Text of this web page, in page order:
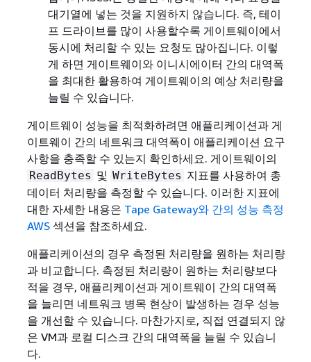
대기열에 넣는 것을 지원하지 않습니다. 즉, 테이
프 드라이브를 많이 사용할수록 게이트웨이에서
동시에 처리할 수 있는 요청도 많아집니다. 이렇
게 하면 게이트웨이와 이니시에이터 간의 대역폭
을 최대한 활용하여 게이트웨이의 예상 처리량을
늘릴 수 있습니다.
게이트웨이 성능을 최적화하려면 애플리케이션과 게
이트웨이 간의 네트워크 대역폭이 애플리케이션 요구
사항을 충족할 수 있는지 확인하세요. 게이트웨이의
ReadBytes 및 WriteBytes 지표를 사용하여 총
데이터 처리량을 측정할 수 있습니다. 이러한 지표에
대한 자세한 내용은 Tape Gateway와 간의 성능 측정
AWS섹션을 참조하세요.
애플리케이션의 경우 측정된 처리량을 원하는 처리량
과 비교합니다. 측정된 처리량이 원하는 처리량보다
적을 경우, 애플리케이션과 게이트웨이 간의 대역폭
을 늘리면 네트워크 병목 현상이 발생하는 경우 성능
을 개선할 수 있습니다. 마찬가지로, 직접 연결되지 않
은 VM과 로컬 디스크 간의 대역폭을 늘릴 수 있습니
다.